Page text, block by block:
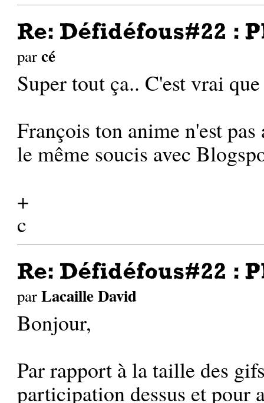
Re: Défidéfous#22 :
parcé
Super tout ça.. C'est vrai
François ton anime n'est
le même soucis avec
+
c
Re: Défidéfous#22 :
parLacaille David
Bonjour,
Par rapport à la taille des
participation dessus et